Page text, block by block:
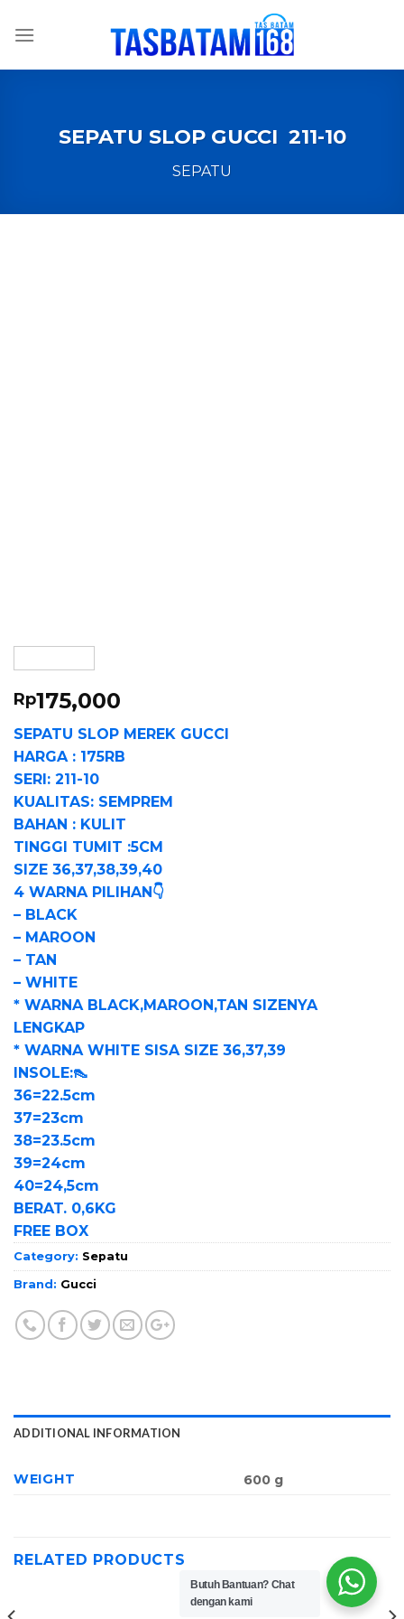
SEPATU SLOP GUCCI 211-10
SEPATU
Rp175,000
SEPATU SLOP MEREK GUCCI
HARGA : 175RB
SERI: 211-10
KUALITAS: SEMPREM
BAHAN : KULIT
TINGGI TUMIT :5CM
SIZE 36,37,38,39,40
4 WARNA PILIHAN👇
– BLACK
– MAROON
– TAN
– WHITE
* WARNA BLACK,MAROON,TAN SIZENYA
LENGKAP
* WARNA WHITE SISA SIZE 36,37,39
INSOLE:👠
36=22.5cm
37=23cm
38=23.5cm
39=24cm
40=24,5cm
BERAT. 0,6KG
FREE BOX
Category: Sepatu
Brand: Gucci
ADDITIONAL INFORMATION
WEIGHT 600 g
RELATED PRODUCTS
Butuh Bantuan? Chat
dengan kami